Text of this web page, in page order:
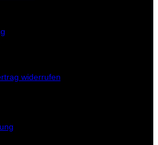
widerrufen